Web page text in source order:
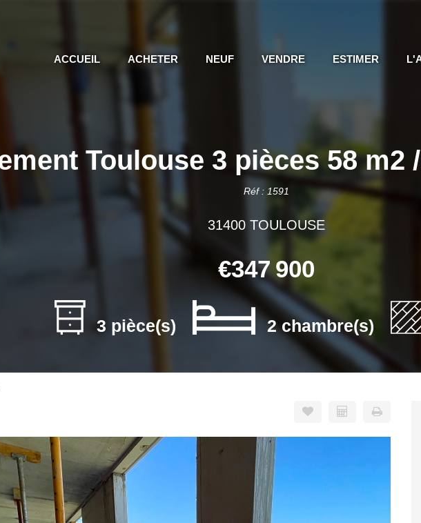
ACCUEIL ACHETER NEUF VENDRE ESTIMER
Toulouse 3 pièces 58 m2
Réf : 1591
31400 TOULOUSE
€347 900
3 pièce(s) 2 chambre(s)